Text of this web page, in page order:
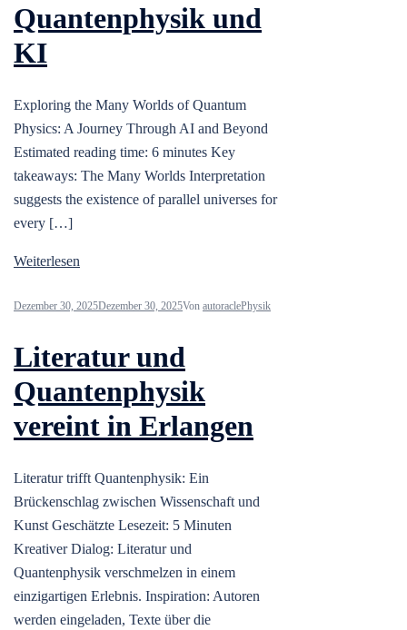
Quantenphysik und
KI
Exploring the Many Worlds of Quantum
Physics: A Journey Through AI and Beyond
Estimated reading time: 6 minutes Key
takeaways: The Many Worlds Interpretation
suggests the existence of parallel universes for
every […]
Weiterlesen
Dezember 30, 2025Dezember 30, 2025Von autoraclePhysik
Literatur und
Quantenphysik
vereint in Erlangen
Literatur trifft Quantenphysik: Ein
Brückenschlag zwischen Wissenschaft und
Kunst Geschätzte Lesezeit: 5 Minuten
Kreativer Dialog: Literatur und
Quantenphysik verschmelzen in einem
einzigartigen Erlebnis. Inspiration: Autoren
werden eingeladen, Texte über die